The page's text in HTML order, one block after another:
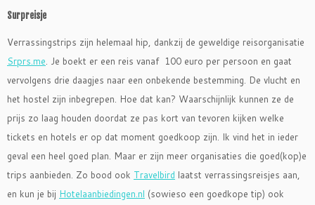
Surpreisje
Verrassingstrips zijn helemaal hip, dankzij de geweldige reisorganisatie
Srprs.me. Je boekt er een reis vanaf 100 euro per persoon en gaat
vervolgens drie daagjes naar een onbekende bestemming. De vlucht en
het hostel zijn inbegrepen. Hoe dat kan? Waarschijnlijk kunnen ze de
prijs zo laag houden doordat ze pas kort van tevoren kijken welke
tickets en hotels er op dat moment goedkoop zijn. Ik vind het in ieder
geval een heel goed plan. Maar er zijn meer organisaties die goed(kop)e
trips aanbieden. Zo bood ook Travelbird laatst verrassingsreisjes aan,
en kun je bij Hotelaanbiedingen.nl (sowieso een goedkope tip) ook